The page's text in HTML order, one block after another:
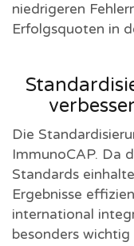
niedrigeren
Erfolgsquoten in
Die
ImmunoCAP. Da
Standards
Ergebnisse
international
besonders